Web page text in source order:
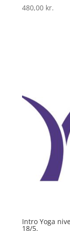
480,00 kr.
Intro Yoga
18/5.